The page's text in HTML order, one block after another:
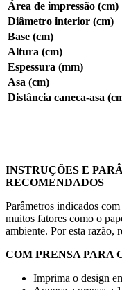
Área de impressão (cm)
Diâmetro interior (cm)
Base (cm)
Altura (cm)
Espessura (mm)
Asa (cm)
Distância caneca-asa
INSTRUÇÕES E
RECOMENDADOS
Parâmetros indicados com
muitos fatores como o
ambiente. Por esta razão,
COM PRENSA PARA
Imprima o design